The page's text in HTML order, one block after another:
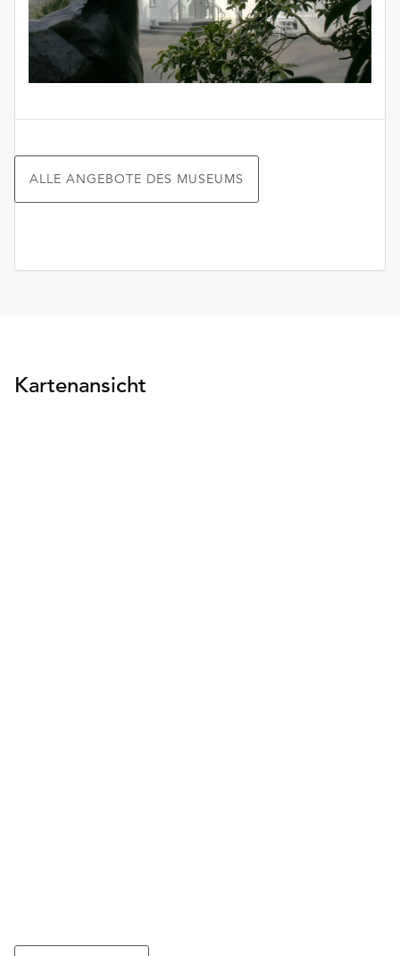
ALLE ANGEBOTE DES MUSEUMS
Kartenansicht